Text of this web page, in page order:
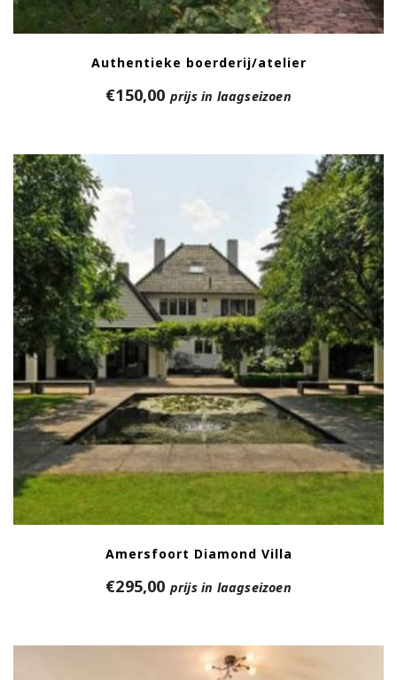
Authentieke boerderij/atelier
€150,00 prijs in laagseizoen
Amersfoort Diamond Villa
€295,00 prijs in laagseizoen